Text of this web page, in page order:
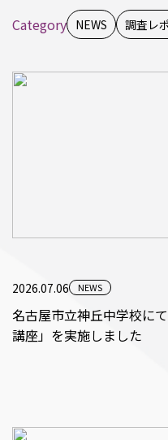
Category NEWS 調査レ
2026.07.06 NEWS
名古屋市立神丘中学校に
講座」を実施しました